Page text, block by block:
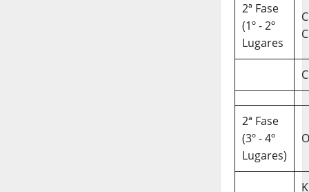
2ª Fase
(1º - 2º
Lugares
C
2ª Fase
(3º - 4º
Lugares)